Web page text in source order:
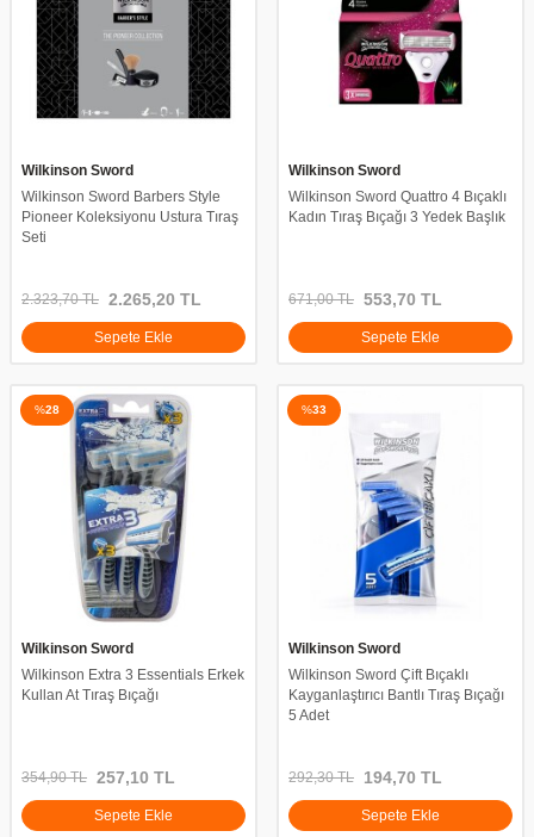
Wilkinson Sword
Wilkinson Sword Barbers Style
Pioneer Koleksiyonu Ustura Tıraş
Seti
2.323,70TL 2.265,20 TL
Sepete Ekle
Wilkinson Sword
Wilkinson Sword Quattro 4 Bıçaklı
Kadın Tıraş Bıçağı 3 Yedek Başlık
671,00TL 553,70 TL
Sepete Ekle
%28
Wilkinson Sword
Wilkinson Extra 3 Essentials Erkek
Kullan At Tıraş Bıçağı
354,90TL 257,10 TL
Sepete Ekle
%33
Wilkinson Sword
Wilkinson Sword Çift Bıçaklı
Kayganlaştırıcı Bantlı Tıraş Bıçağı
5 Adet
292,30TL 194,70 TL
Sepete Ekle